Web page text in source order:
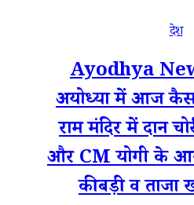
देश
Ayodhya
अयोध्या में आज
राम मंदिर में दान
और CM योगी के
की बड़ी व ताजा